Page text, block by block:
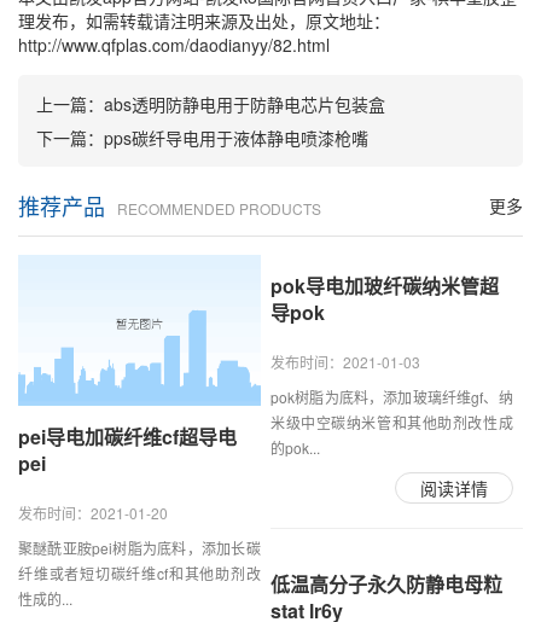
理发布，如需转载请注明来源及出处，原文地址：
http://www.qfplas.com/daodianyy/82.html
上一篇： abs透明防静电用于防静电芯片包装盒
下一篇： pps碳纤导电用于液体静电喷漆枪嘴
更多
推荐产品 RECOMMENDED PRODUCTS
pei导电加碳纤维cf超导电
pei
发布时间：2021-01-20
聚醚酰亚胺pei树脂为底料，添加长碳
纤维或者短切碳纤维cf和其他助剂改
性成的...
pok导电加玻纤碳纳米管超
导pok
发布时间：2021-01-03
pok树脂为底料，添加玻璃纤维gf、纳
米级中空碳纳米管和其他助剂改性成
的pok...
阅读详情
低温高分子永久防静电母粒
stat lr6y